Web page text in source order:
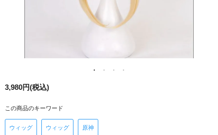
3,980円(税込)
この商品のキーワード
ウィッグ ウィッグ 原神